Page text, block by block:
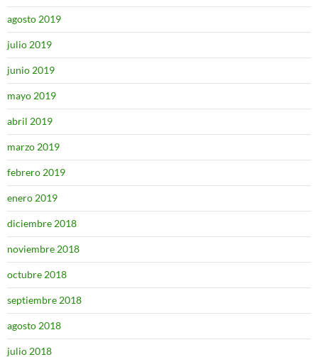
agosto 2019
julio 2019
junio 2019
mayo 2019
abril 2019
marzo 2019
febrero 2019
enero 2019
diciembre 2018
noviembre 2018
octubre 2018
septiembre 2018
agosto 2018
julio 2018